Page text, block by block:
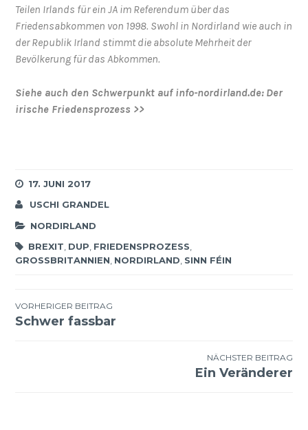
Teilen Irlands für ein JA im Referendum über das
Friedensabkommen von 1998. Swohl in Nordirland wie auch in
der Republik Irland stimmt die absolute Mehrheit der
Bevölkerung für das Abkommen.
Siehe auch den Schwerpunkt auf info-nordirland.de: Der
irische Friedensprozess >>
17. JUNI 2017
USCHI GRANDEL
NORDIRLAND
BREXIT DUP FRIEDENSPROZESS
GROSSBRITANNIEN
, NORDIRLAND, SINN FÉIN
Beitragsnavigation
VORHERIGER BEITRAG
Schwer fassbar
NÄCHSTER BEITRAG
Ein Veränderer